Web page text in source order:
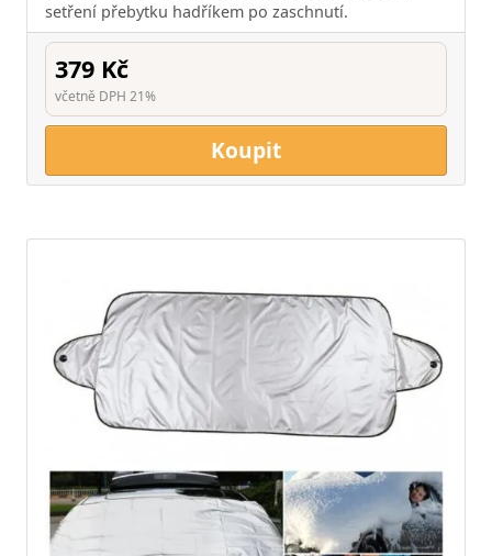
setření přebytku hadříkem po zaschnutí.
379 Kč
včetně DPH 21%
Koupit